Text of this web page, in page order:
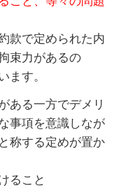
款で定められた内
束力があるの
ます。
ある一方でデメリ
事項を意識しなが
称する定めが置か
ること